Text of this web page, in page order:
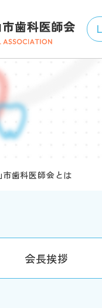
市歯科医師会とは
会長挨拶